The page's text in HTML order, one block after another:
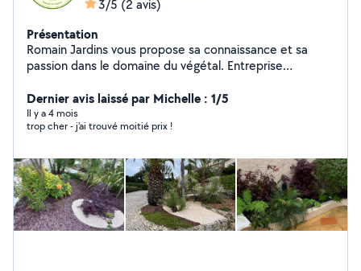
3/5 (2 avis)
Présentation
Romain Jardins vous propose sa connaissance et sa
passion dans le domaine du végétal. Entreprise
arrosage automatique
Dernier avis laissé par Michelle : 1/5
Il y a 4 mois
trop cher - j'ai trouvé moitié prix !